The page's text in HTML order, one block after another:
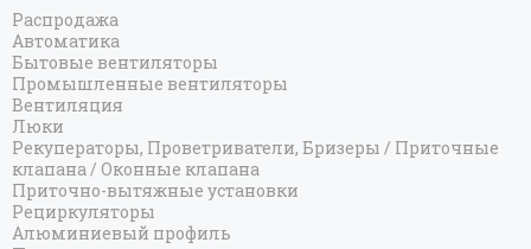
Распродажа
Автоматика
Бытовые вентиляторы
Промышленные вентиляторы
Вентиляция
Люки
Рекуператоры, Проветриватели, Бризеры / Приточные
клапана / Оконные клапана
Приточно-вытяжные установки
Рециркуляторы
Алюминиевый профиль